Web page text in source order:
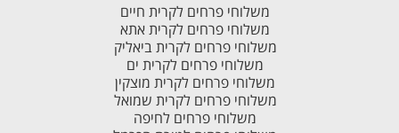
משלוחי פרחים לקרית חיים
משלוחי פרחים לקרית אתא
משלוחי פרחים לקרית ביאליק
משלוחי פרחים לקרית ים
משלוחי פרחים לקרית מוצקין
משלוחי פרחים לקרית שמואל
משלוחי פרחים לחיפה